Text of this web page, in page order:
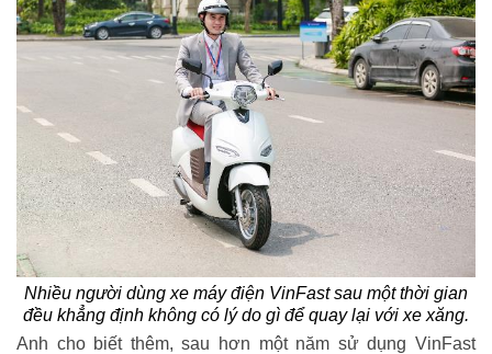
Nhiều người dùng xe máy điện VinFast sau một thời gian
đều khẳng định không có lý do gì để quay lại với xe xăng.
Anh cho biết thêm, sau hơn một năm sử dụng VinFast